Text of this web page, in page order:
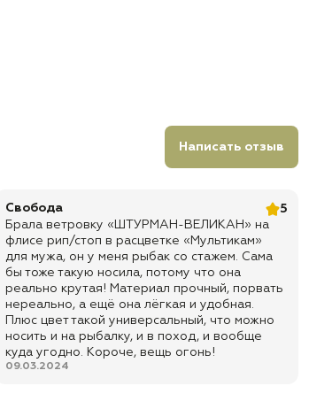
Написать отзыв
Свобода
5
Брала ветровку «ШТУРМАН-ВЕЛИКАН» на
флисе рип/стоп в расцветке «Мультикам»
для мужа, он у меня рыбак со стажем. Сама
бы тоже такую носила, потому что она
реально крутая! Материал прочный, порвать
нереально, а ещё она лёгкая и удобная.
Плюс цвет такой универсальный, что можно
носить и на рыбалку, и в поход, и вообще
куда угодно. Короче, вещь огонь!
09.03.2024